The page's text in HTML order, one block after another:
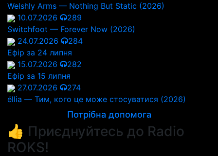
Welshly Arms — Nothing But Static (2026)
10.07.2026
289
Switchfoot — Forever Now (2026)
24.07.2026
284
Ефір за 24 липня
15.07.2026
282
Ефір за 15 липня
27.07.2026
274
éllia — Тим, кого це може стосуватися (2026)
Потрібна допомога
👍 Приєднуйтесь до Radio
ROKS!